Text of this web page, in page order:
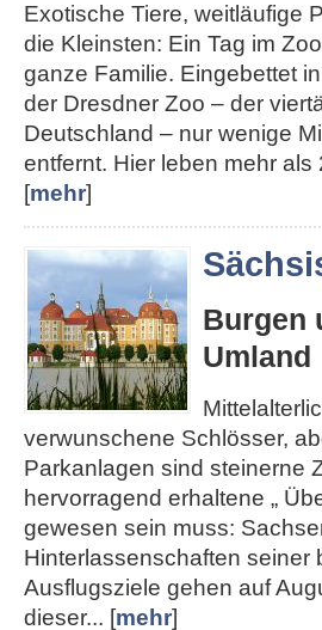
Exotische Tiere, weitläufige
die Kleinsten: Ein Tag im
ganze Familie. Eingebettet
der Dresdner Zoo – der
Deutschland – nur wenige
entfernt. Hier leben mehr
[mehr]
Burgen
Umland
verwunschene Schlösser,
Parkanlagen sind steinerne
hervorragend erhaltene „
gewesen sein muss:
Hinterlassenschaften seiner
Ausflugsziele gehen auf
dieser... [mehr]